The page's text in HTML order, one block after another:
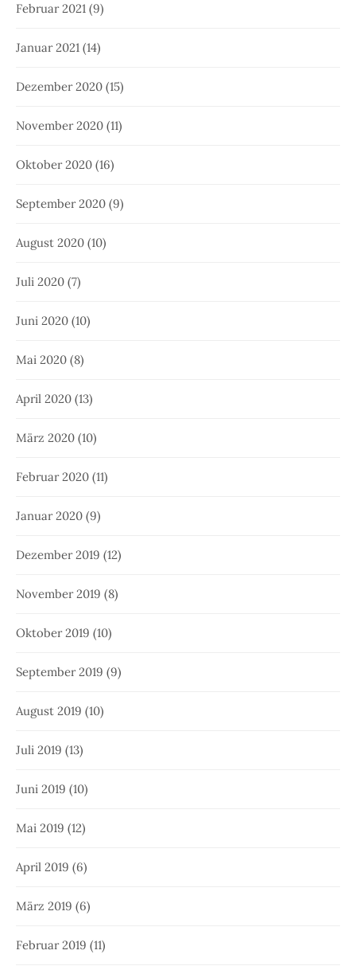
Februar 2021 (9)
Januar 2021 (14)
Dezember 2020 (15)
November 2020 (11)
Oktober 2020 (16)
September 2020 (9)
August 2020 (10)
Juli 2020 (7)
Juni 2020 (10)
Mai 2020 (8)
April 2020 (13)
März 2020 (10)
Februar 2020 (11)
Januar 2020 (9)
Dezember 2019 (12)
November 2019 (8)
Oktober 2019 (10)
September 2019 (9)
August 2019 (10)
Juli 2019 (13)
Juni 2019 (10)
Mai 2019 (12)
April 2019 (6)
März 2019 (6)
Februar 2019 (11)